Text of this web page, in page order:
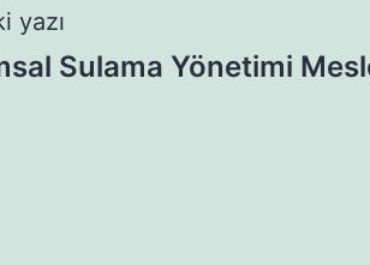
yazı
Sulama Yönetimi